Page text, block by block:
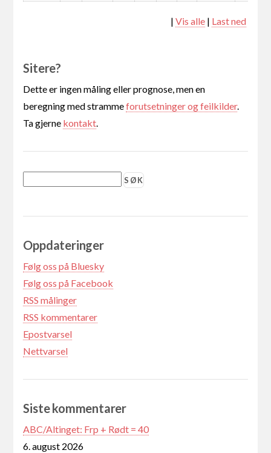
|Vis alle | Last ned
Sitere?
Dette er ingen måling eller prognose, men en
beregning med strammeforutsetninger og feilkilder.
Ta gjerne kontakt.
Oppdateringer
Følg oss på Bluesky
Følg oss på Facebook
RSS målinger
RSS kommentarer
Epostvarsel
Nettvarsel
Siste kommentarer
ABC/Altinget: Frp + Rødt = 40
6. august 2026